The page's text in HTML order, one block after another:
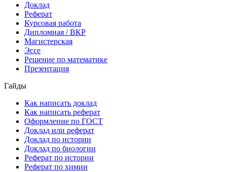
Доклад
Реферат
Курсовая работа
Дипломная / ВКР
Магистерская
Эссе
Решение по математике
Презентация
Гайды
Как написать доклад
Как написать реферат
Оформление по ГОСТ
Доклад или реферат
Доклад по истории
Доклад по биологии
Реферат по истории
Реферат по химии